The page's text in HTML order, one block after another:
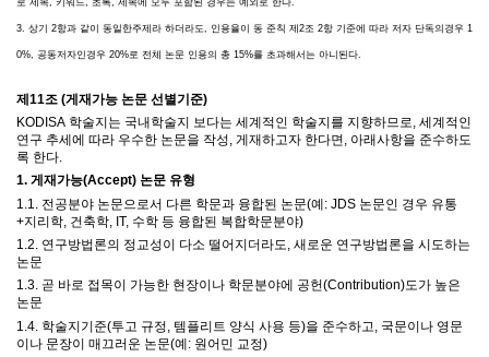
3. 상기 2항과 같이 동일한주제라 하더라도, 인용율이 동 준칙 제2조 2항 기준에 따라 저자 단독의경우 1
0%, 공동저자인경우 20%로 전체 논문 인용의 총 15%를 초과해서는 아니된다.
제11조 (게재가능 논문 선별기준)
KODISA 학술지는 국내학술지 보다는 세계적인 학술지를 지향하므로, 세계적인
연구 추세에 따라 우수한 논문을 작성, 게재하고자 한다면 , 아래사항을 준수하도
록 한다.
1. 게재가능(Accept) 논문 유형
1.1. 전공분야 논문으로서 다른 학문과 융합된 논문(예: JDS 논문인 경우 유통
+지리학 건축학 , IT, 수학 등 융합된 복합학문분야)
1.2. 연구방법론의 정교성이 다소 떨어지더라도, 새로운 연구방법론을 시도하는
논문
1.3. 곧 바로 접목이 가능한 현장이나 학문분야에 공헌(Contribution)도가 높은
논문
1.4. 학술지기준(투고 규정 템플리트 양식 사용 등)을 준수하고
국문이나 영문
이나 문장이 매끄러운 논문(예: 원어민 교정)